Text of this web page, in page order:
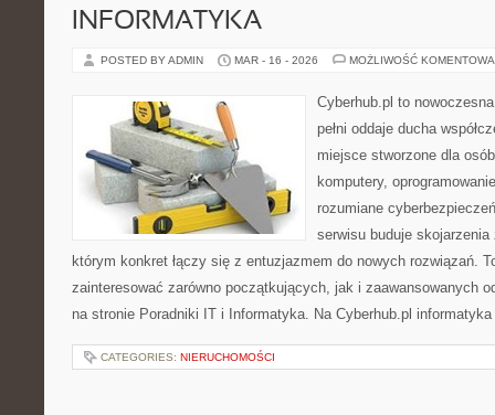
INFORMATYKA
POSTED BY ADMIN MAR - 16 - 2026 MOŻLIWOŚĆ
Cyberhub.pl to
pełni oddaje ducha
miejsce stworzone dla
komputery,
rozumiane
serwisu buduje
którym konkret łączy się z entuzjazmem do nowych rozwiązań.
zainteresować zarówno początkujących, jak i zaawansowanych
na stronie Poradniki IT i Informatyka. Na Cyberhub.pl
CATEGORIES: NIERUCHOMOŚCI